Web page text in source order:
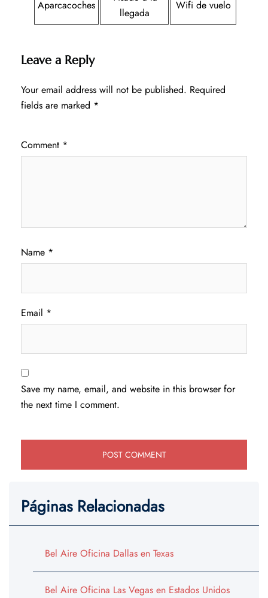
Aparcacoches
llegada
Wifi de vuelo
Leave a Reply
Your email address will not be published. Required
fields are marked *
Comment *
Name *
Email *
Save my name, email, and website in this browser for
the next time I comment.
Páginas Relacionadas
Bel Aire Oficina Dallas en Texas
Bel Aire Oficina Las Vegas en Estados Unidos